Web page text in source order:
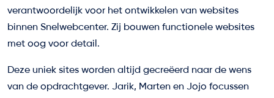
verantwoordelijk voor het ontwikkelen van websites
binnen Snelwebcenter. Zij bouwen functionele websites
met oog voor detail.
Deze uniek sites worden altijd gecreëerd naar de wens
van de opdrachtgever. Jarik, Marten en Jojo focussen